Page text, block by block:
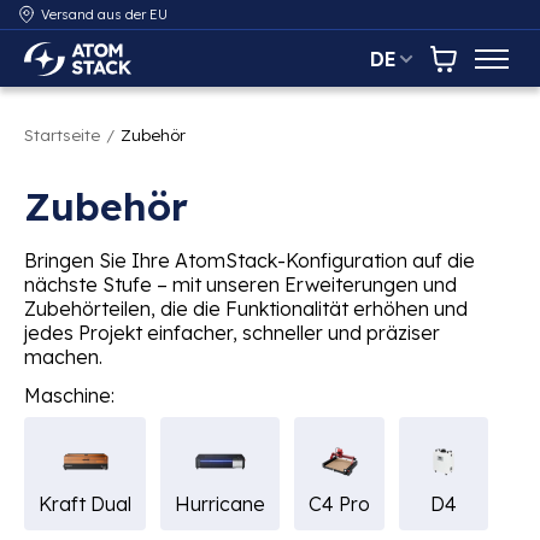
Versand aus der EU
AtomStack Europe DE
Startseite / Zubehör
Zubehör
Bringen Sie Ihre AtomStack-Konfiguration auf die
nächste Stufe – mit unseren Erweiterungen und
Zubehörteilen, die die Funktionalität erhöhen und
jedes Projekt einfacher, schneller und präziser
machen.
Maschine:
Kraft Dual Hurricane C4 Pro D4